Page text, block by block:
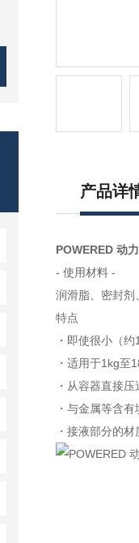
产品详
POWERED 动
- 使用材料 -
润滑脂、密封剂
特点
・即使很小（
・适用于1kg至
・从容器直接
・与金属等含
・接液部分的